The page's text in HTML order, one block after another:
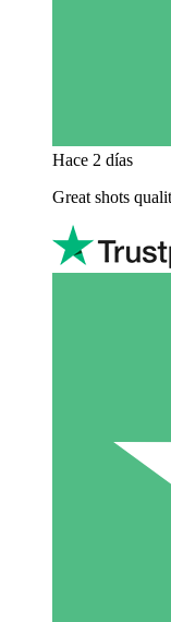
Hace 2 días
Great shots